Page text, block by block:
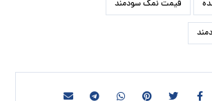
قیمت نمک سودمند